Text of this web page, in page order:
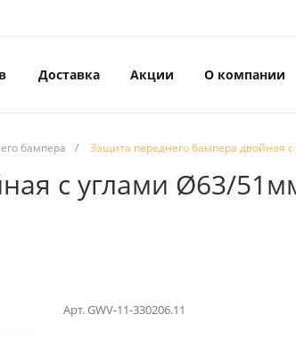
Доставка Акции О компании
бампера / Защита переднего бампера двойная
с углами Ø63/
Арт.GWV-11-330206.11